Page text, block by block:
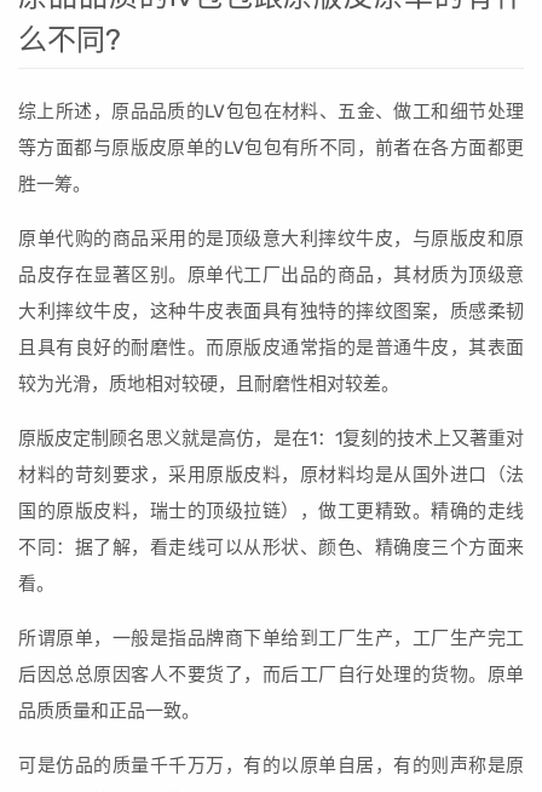
么不同?
综上所述，原品品质的LV包包在材料、五金、做工和细节处理
等方面都与原版皮原单的LV包包有所不同，前者在各方面都更
胜一筹。
原单代购的商品采用的是顶级意大利摔纹牛皮，与原版皮和原
品皮存在显著区别。原单代工厂出品的商品，其材质为顶级意
大利摔纹牛皮，这种牛皮表面具有独特的摔纹图案，质感柔韧
且具有良好的耐磨性。而原版皮通常指的是普通牛皮，其表面
较为光滑，质地相对较硬，且耐磨性相对较差。
原版皮定制顾名思义就是高仿，是在1：1复刻的技术上又著重对
材料的苛刻要求，采用原版皮料，原材料均是从国外进口（法
国的原版皮料，瑞士的顶级拉链），做工更精致。精确的走线
不同：据了解，看走线可以从形状、颜色、精确度三个方面来
看。
所谓原单，一般是指品牌商下单给到工厂生产，工厂生产完工
后因总总原因客人不要货了，而后工厂自行处理的货物。原单
品质质量和正品一致。
可是仿品的质量千千万万，有的以原单自居，有的则声称是原